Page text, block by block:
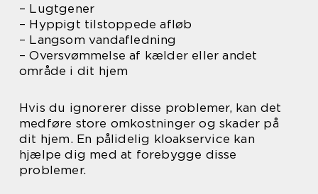
– Lugtgener
– Hyppigt tilstoppede afløb
– Langsom vandafledning
– Oversvømmelse af kælder eller andet
område i dit hjem
Hvis du ignorerer disse problemer, kan det
medføre store omkostninger og skader på
dit hjem. En pålidelig kloakservice kan
hjælpe dig med at forebygge disse
problemer.